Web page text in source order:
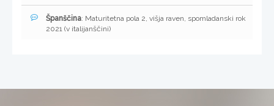
Španščina: Maturitetna pola 2, višja raven, spomladanski rok
2021 (v italijanščini)